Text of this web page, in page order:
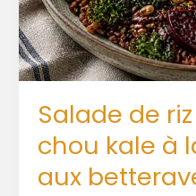
Salade de
chou kale à
aux